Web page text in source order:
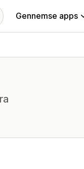
Gennemse apps